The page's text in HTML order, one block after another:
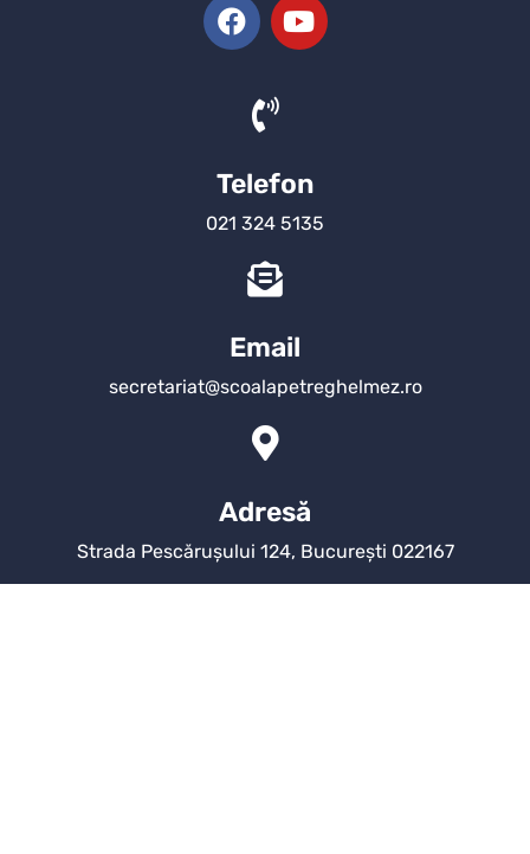
Telefon
021 324 5135
Email
secretariat@scoalapetreghelmez.ro
Adresă
Strada Pescărușului 124, București 022167